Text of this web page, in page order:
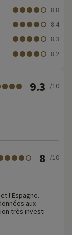
8.8
8.4
8.3
8.2
9.3 /10
8 /10
l'Espagne.
aux
très investi